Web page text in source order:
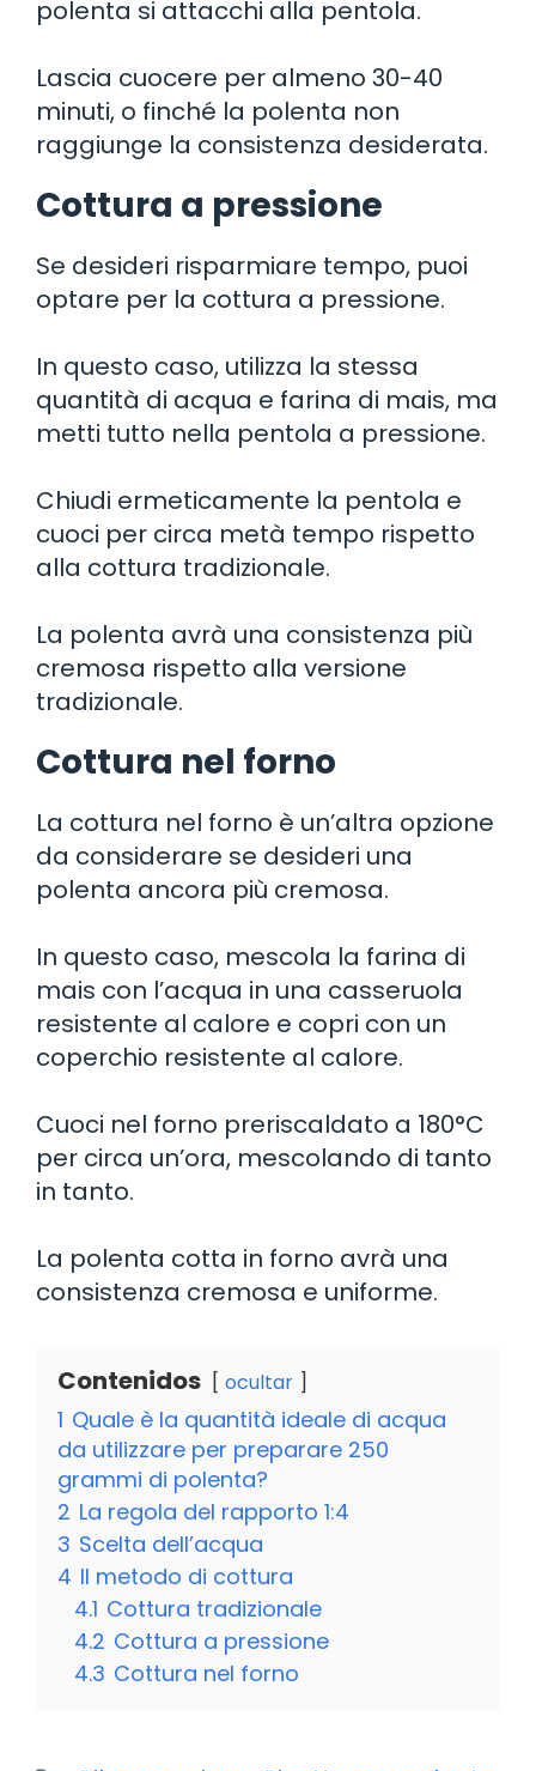
polenta si attacchi alla pentola.
Lascia cuocere per almeno 30-40
minuti, o finché la polenta non
raggiunge la consistenza desiderata.
Cottura a pressione
Se desideri risparmiare tempo, puoi
optare per la cottura a pressione.
In questo caso, utilizza la stessa
quantità di acqua e farina di mais, ma
metti tutto nella pentola a pressione.
Chiudi ermeticamente la pentola e
cuoci per circa metà tempo rispetto
alla cottura tradizionale.
La polenta avrà una consistenza più
cremosa rispetto alla versione
tradizionale.
Cottura nel forno
La cottura nel forno è un’altra opzione
da considerare se desideri una
polenta ancora più cremosa.
In questo caso, mescola la farina di
mais con l’acqua in una casseruola
resistente al calore e copri con un
coperchio resistente al calore.
Cuoci nel forno preriscaldato a 180°C
per circa un’ora, mescolando di tanto
in tanto.
La polenta cotta in forno avrà una
consistenza cremosa e uniforme.
Contenidos ocultar
1 Quale è la quantità ideale di acqua
da utilizzare per preparare 250
grammi di polenta?
2 La regola del rapporto 1:4
3 Scelta dell’acqua
4 Il metodo di cottura
4.1 Cottura tradizionale
4.2 Cottura a pressione
4.3 Cottura nel forno